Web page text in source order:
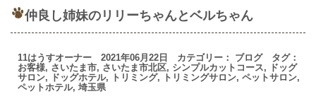
仲良し姉妹のリリーちゃんとベルちゃん
11はうすオーナー 2021年06月22日 カテゴリー： ブログタグ：
お客様, さいたま市, さいたま市北区, シンプルカットコース,
ドッグ
サロン, ドッグホテル, トリミング, トリミングサロン, ペットサロン,
ペットホテル, 埼玉県